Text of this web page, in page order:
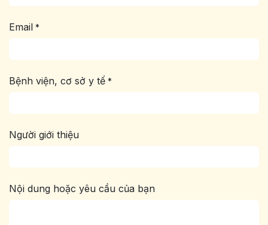
Email *
Bệnh viện, cơ sở y tế *
Người giới thiệu
Nội dung hoặc yêu cầu của bạn